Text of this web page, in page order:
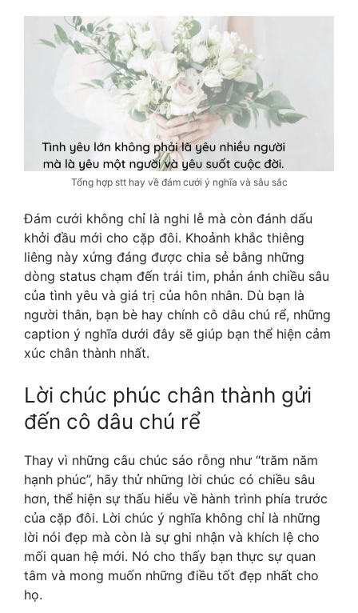
Tổng hợp stt hay về đám cưới ý nghĩa và sâu sắc
Đám cưới không chỉ là nghi lễ mà còn đánh dấu
khởi đầu mới cho cặp đôi. Khoảnh khắc thiêng
liêng này xứng đáng được chia sẻ bằng những
dòng status chạm đến trái tim, phản ánh chiều sâu
của tình yêu và giá trị của hôn nhân. Dù bạn là
người thân, bạn bè hay chính cô dâu chú rể, những
caption ý nghĩa dưới đây sẽ giúp bạn thể hiện cảm
xúc chân thành nhất.
Lời chúc phúc chân thành gửi
đến cô dâu chú rể
Thay vì những câu chúc sáo rỗng như “trăm năm
hạnh phúc”, hãy thử những lời chúc có chiều sâu
hơn, thể hiện sự thấu hiểu về hành trình phía trước
của cặp đôi. Lời chúc ý nghĩa không chỉ là những
lời nói đẹp mà còn là sự ghi nhận và khích lệ cho
mối quan hệ mới. Nó cho thấy bạn thực sự quan
tâm và mong muốn những điều tốt đẹp nhất cho
họ.